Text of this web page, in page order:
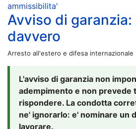
ammissibilita'
Avviso di
davvero
Arresto all'estero e difesa internazionale
L'avviso di garanzia non
adempimento e non prevede
rispondere. La condotta
ne' ignorarlo: e' nominare un
lavorare.